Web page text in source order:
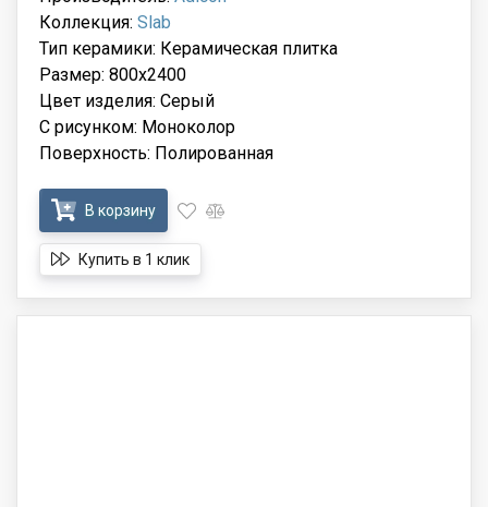
Коллекция: Slab
Тип керамики: Керамическая плитка
Размер: 800x2400
Цвет изделия: Серый
С рисунком: Моноколор
Поверхность: Полированная
В корзину
Купить в 1 клик